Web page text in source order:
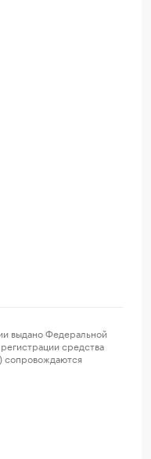
выдано Федеральной
средства
сопровождаются